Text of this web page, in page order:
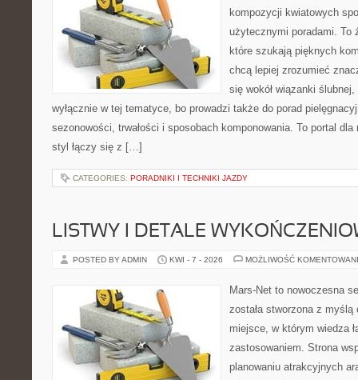
kompozycji kwiatowych
użytecznymi poradami. To
które szukają pięknych
chcą lepiej zrozumieć
się wokół wiązanki
wyłącznie w tej tematyce, bo prowadzi także do porad
sezonowości, trwałości i sposobach komponowania. To portal
styl łączy się z […]
CATEGORIES: PORADNIKI I TECHNIKI JAZDY
LISTWY I DETALE
POSTED BY ADMIN KWI - 7 - 2026 MOŻLIWOŚĆ
Mars-Net to nowoczesna
została stworzona z
miejsce, w którym wiedza
zastosowaniem. Strona
planowaniu atrakcyjnych